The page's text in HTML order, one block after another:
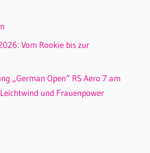
Vom Rookie bis zur
„German Open“ RS Aero 7 am
und Frauenpower